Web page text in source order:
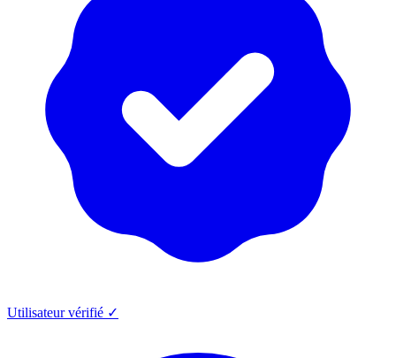
Utilisateur vérifié ✓